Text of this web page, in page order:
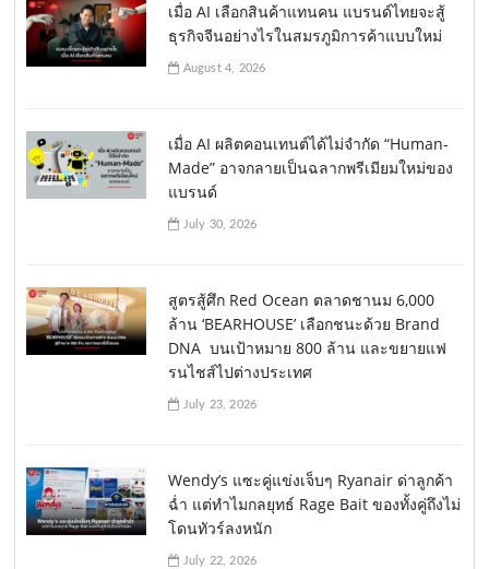
เมื่อ AI เลือกสินค้าแทนคน แบรนด์ไทยจะสู้
ธุรกิจจีนอย่างไรในสมรภูมิการค้าแบบใหม่
August 4, 2026
เมื่อ AI ผลิตคอนเทนต์ได้ไม่จำกัด “Human-
Made” อาจกลายเป็นฉลากพรีเมียมใหม่ของ
แบรนด์
July 30, 2026
สูตรสู้ศึก Red Ocean ตลาดชานม 6,000
ล้าน ‘BEARHOUSE’ เลือกชนะด้วย Brand
DNA บนเป้าหมาย 800 ล้าน และขยายแฟ
รนไชส์ไปต่างประเทศ
July 23, 2026
Wendy’s แซะคู่แข่งเจ็บๆ Ryanair ด่าลูกค้า
ฉ่ำ แต่ทำไมกลยุทธ์ Rage Bait ของทั้งคู่ถึงไม่
โดนทัวร์ลงหนัก
July 22, 2026